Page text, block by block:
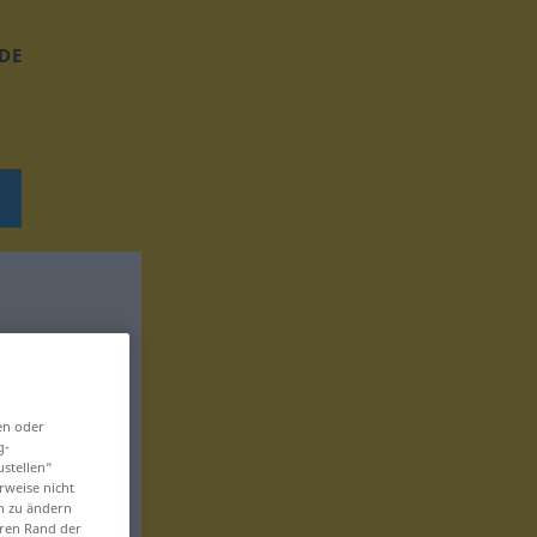
DE
oder
nicht
zu ändern
Rand der